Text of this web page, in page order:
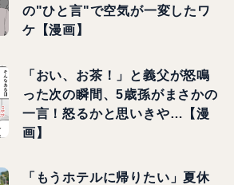
の"ひと言"で空気が一変したワ
ケ【漫画】
「おい、お茶！」と義父が怒鳴
った次の瞬間、5歳孫がまさかの
一言！怒るかと思いきや…【漫
画】
「もうホテルに帰りたい」夏休